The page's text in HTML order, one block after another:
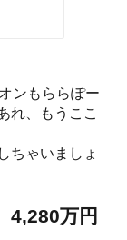
ンもららぽー
れ、もうここ
ちゃいましょ
万円